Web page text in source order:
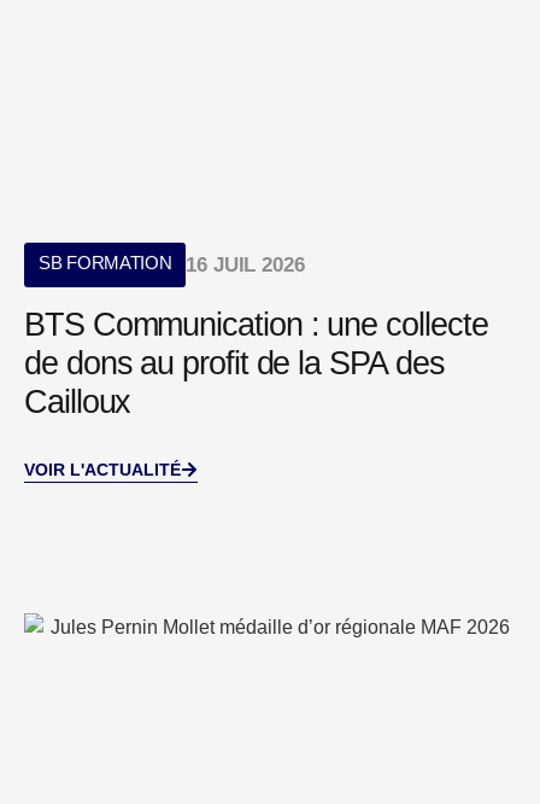
SB FORMATION 16 JUIL 2026
BTS Communication : une collecte
de dons au profit de la SPA des
Cailloux
VOIR L'ACTUALITÉ